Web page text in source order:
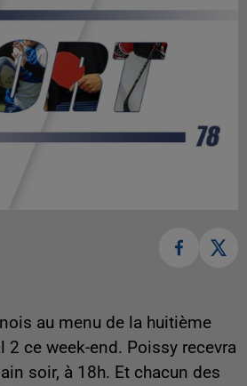
au menu de la huitième
2 ce week-end. Poissy recevra
soir, à 18h. Et chacun des